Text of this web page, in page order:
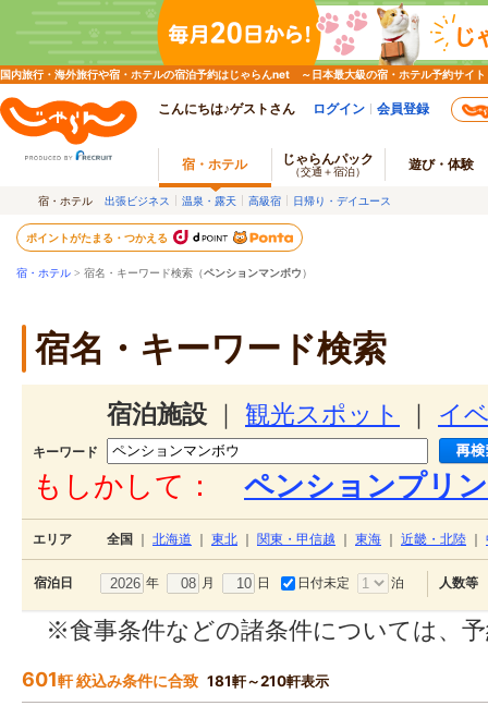
国内旅行・海外旅行や宿・ホテルの宿泊予約はじゃらんnet ～日本最大級の宿・ホテル予約サイト
こんにちは♪ゲストさん ログイン 会員登録
宿・ホテル じゃらんパック
（交通＋宿泊） 遊び・体験
宿・ホテル 出張ビジネス 温泉・露天 高級宿 日帰り・デイユース
ポイントがたまる・つかえる
宿・ホテル > 宿名・キーワード検索（ペンションマンボウ）
宿名・キーワード検索
宿泊施設 観光スポット イ
キーワード
もしかして： ペンションプリ
エリア 全国 北海道 東北 関東・甲信越 東海 近畿・北陸
宿泊日 年 月 日 日付未定 泊 人数等
※食事条件などの諸条件については、
601軒 絞込み条件に合致 181軒～210軒表示